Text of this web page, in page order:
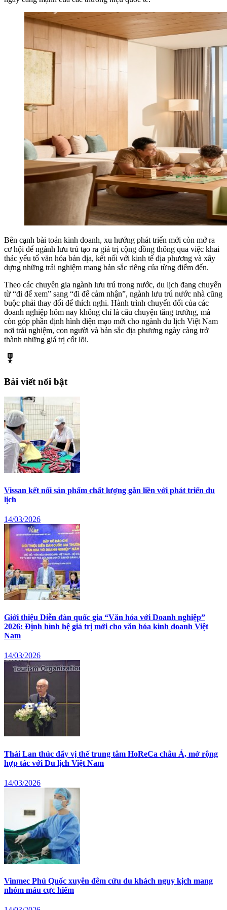
Bên cạnh bài toán kinh doanh, xu hướng phát triển mới còn mở ra
cơ hội để ngành lưu trú tạo ra giá trị cộng đồng thông qua việc khai
thác yếu tố văn hóa bản địa, kết nối với kinh tế địa phương và xây
dựng những trải nghiệm mang bản sắc riêng của từng điểm đến.
Theo các chuyên gia ngành lưu trú trong nước, du lịch đang chuyển
từ “đi để xem” sang “đi để cảm nhận”, ngành lưu trú nước nhà cũng
buộc phải thay đổi để thích nghi. Hành trình chuyển đổi của các
doanh nghiệp hôm nay không chỉ là câu chuyện tăng trưởng, mà
còn góp phần định hình diện mạo mới cho ngành du lịch Việt Nam
nơi trải nghiệm, con người và bản sắc địa phương ngày càng trở
thành những giá trị cốt lõi.
military_tech
Bài viết nổi bật
Vissan kết nối sản phẩm chất lượng gắn liền với phát triển du
lịch
14/03/2026
Giới thiệu Diễn đàn quốc gia “Văn hóa với Doanh nghiệp”
2026: Định hình hệ giá trị mới cho văn hóa kinh doanh Việt
Nam
14/03/2026
Thái Lan thúc đẩy vị thế trung tâm HoReCa châu Á, mở rộng
hợp tác với Du lịch Việt Nam
14/03/2026
Vinmec Phú Quốc xuyên đêm cứu du khách nguy kịch mang
nhóm máu cực hiếm